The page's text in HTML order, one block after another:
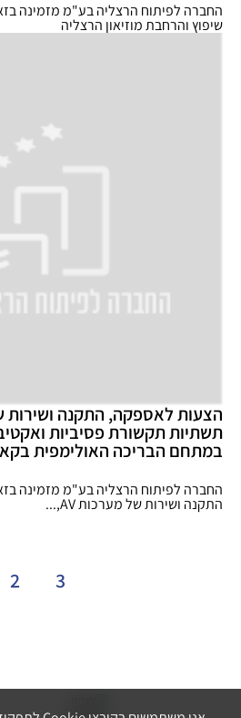
החברה לפיתוח הרצליה בע"מ מזמינה
שיפוץ והרחבת מוזיאון הרצליה
תשתיות תקשורת פסיביות
במתחם הבריכה האולימפית
החברה לפיתוח הרצליה בע"מ מזמינה
התקנה ושירות של מערכות AV,...
2 3